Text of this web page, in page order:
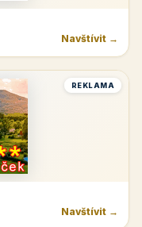
Navštívit →
REKLAMA
Navštívit →